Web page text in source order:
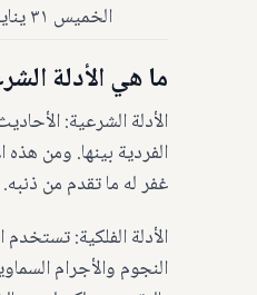
الخميس ٣١ يناير ٢٠٣٠ م
ما هي الأدلة
الأدلة الشرعية:
الفردية بينها. ومن هذه
غفر له ما تقدم من ذنبه.
الأدلة الفلكية:
النجوم والأجرام